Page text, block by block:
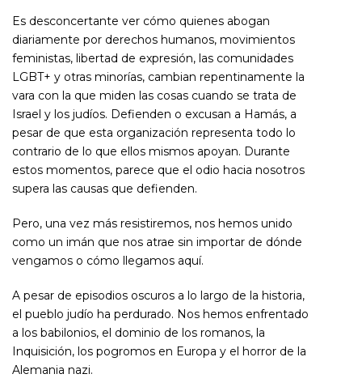
Es desconcertante ver cómo quienes abogan
diariamente por derechos humanos, movimientos
feministas, libertad de expresión, las comunidades
LGBT+ y otras minorías, cambian repentinamente la
vara con la que miden las cosas cuando se trata de
Israel y los judíos. Defienden o excusan a Hamás, a
pesar de que esta organización representa todo lo
contrario de lo que ellos mismos apoyan. Durante
estos momentos, parece que el odio hacia nosotros
supera las causas que defienden.
Pero, una vez más resistiremos, nos hemos unido
como un imán que nos atrae sin importar de dónde
vengamos o cómo llegamos aquí.
A pesar de episodios oscuros a lo largo de la historia,
el pueblo judío ha perdurado. Nos hemos enfrentado
a los babilonios, el dominio de los romanos, la
Inquisición, los pogromos en Europa y el horror de la
Alemania nazi.